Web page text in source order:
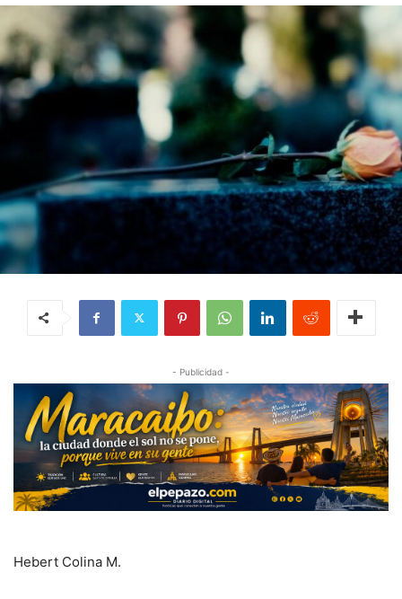
- Publicidad -
Hebert Colina M.